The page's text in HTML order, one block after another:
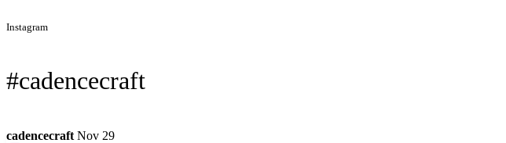
Instagram
#cadencecraft
cadencecraft Nov 29